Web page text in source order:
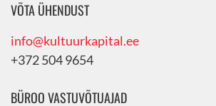
VÕTA ÜHENDUST
info@kultuurkapital.ee
+372 504 9654
BÜROO VASTUVÕTUAJAD